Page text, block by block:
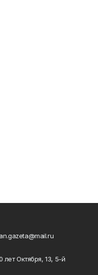
лет Октября, 13, 5-й